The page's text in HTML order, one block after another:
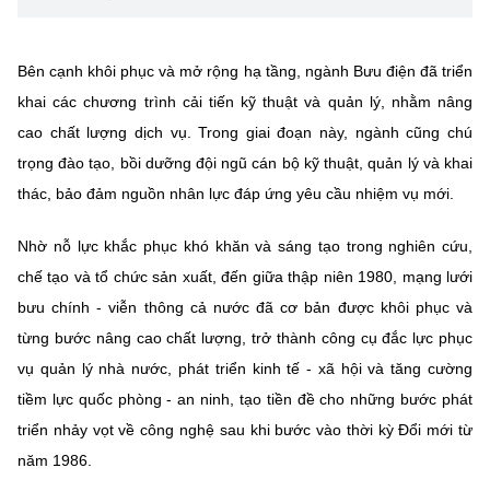
Bên cạnh khôi phục và mở rộng hạ tầng, ngành Bưu điện đã triển
khai các chương trình cải tiến kỹ thuật và quản lý, nhằm nâng
cao chất lượng dịch vụ. Trong giai đoạn này, ngành cũng chú
trọng đào tạo, bồi dưỡng đội ngũ cán bộ kỹ thuật, quản lý và khai
thác, bảo đảm nguồn nhân lực đáp ứng yêu cầu nhiệm vụ mới.
Nhờ nỗ lực khắc phục khó khăn và sáng tạo trong nghiên cứu,
chế tạo và tổ chức sản xuất, đến giữa thập niên 1980, mạng lưới
bưu chính - viễn thông cả nước đã cơ bản được khôi phục và
từng bước nâng cao chất lượng, trở thành công cụ đắc lực phục
vụ quản lý nhà nước, phát triển kinh tế - xã hội và tăng cường
tiềm lực quốc phòng - an ninh, tạo tiền đề cho những bước phát
triển nhảy vọt về công nghệ sau khi bước vào thời kỳ Đổi mới từ
năm 1986.